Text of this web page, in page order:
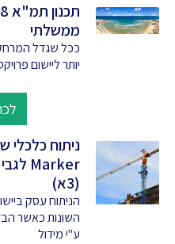
ממשלתי
ככל שגדל
יותר ליישום
(3א)
ע"י מידול